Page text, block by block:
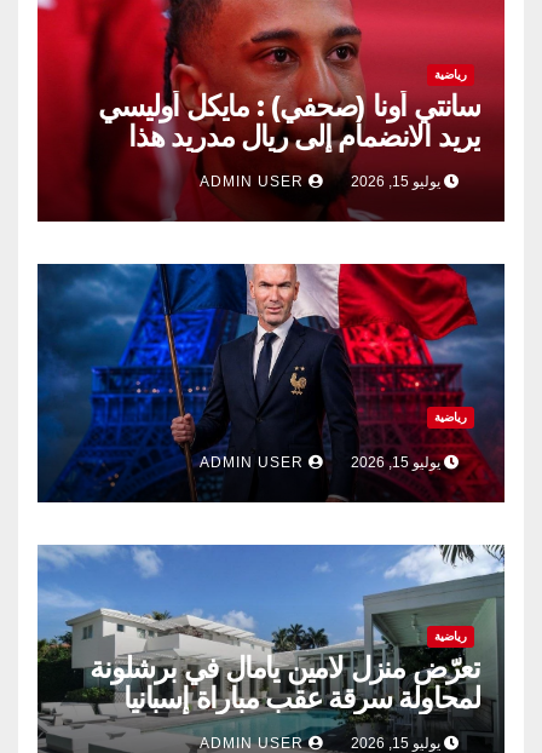
رياضية
سانتي أونا (صحفي) : مايكل أوليسي
يريد الانضمام إلى ريال مدريد هذا
الصيف.
يوليو 15, 2026 ADMIN USER
رياضية
يوليو 15, 2026
رياضية
تعرّض منزل لامين يامال في برشلونة
لمحاولة سرقة عقب مباراة إسبانيا
وفرنسا .
يوليو 15, 2026 ADMIN USER